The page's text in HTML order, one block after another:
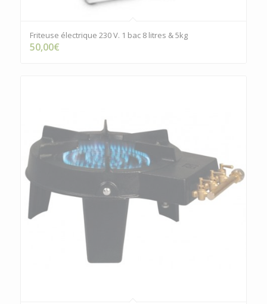
Friteuse électrique 230 V. 1 bac 8 litres & 5kg
50,00€